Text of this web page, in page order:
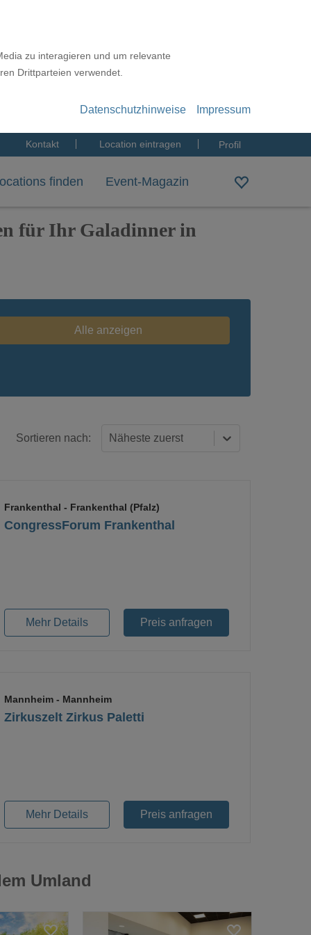
zu interagieren und um relevante
Drittparteien verwendet.
Datenschutzhinweise Impressum
Kontakt Location eintragen Profil
finden Event-Magazin
für Ihr Galadinner in
Alle anzeigen
Sortieren nach: Näheste zuerst
CongressForum Frankenthal
Frankenthal - Frankenthal (Pfalz)
Mehr Details Preis anfragen
Zirkuszelt Zirkus Paletti
Mannheim- Mannheim
Mehr Details Preis anfragen
Umland